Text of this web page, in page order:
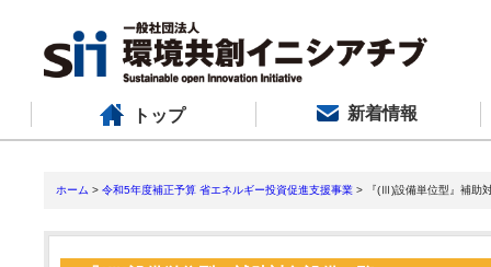
トップ 新着情報
ホーム > 令和5年度補正予算 省エネルギー投資促進支援事業 > 『(Ⅲ)設備単位型』補助